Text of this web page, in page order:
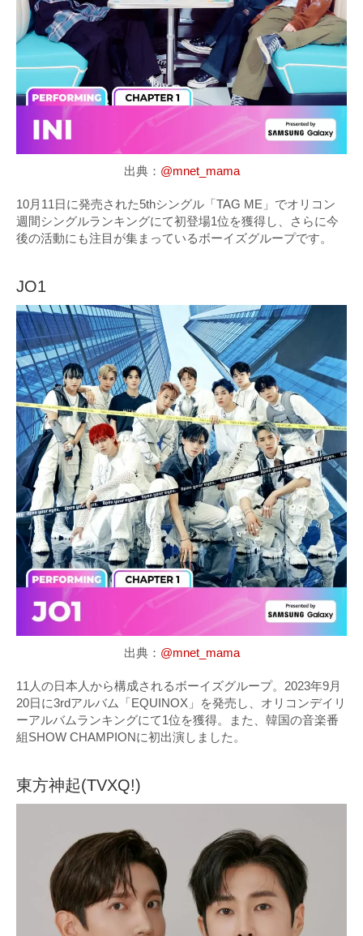
出典： @mnet_mama
10月11日に発売された5thシングル「TAG ME」でオリコン
週間シングルランキングにて初登場1位を獲得し、さらに今
後の活動にも注目が集まっているボーイズグループです。
JO1
出典： @mnet_mama
11人の日本人から構成されるボーイズグループ。2023年9月
20日に3rdアルバム「EQUINOX」を発売し、オリコンデイリ
ーアルバムランキングにて1位を獲得。また、韓国の音楽番
組SHOW CHAMPIONに初出演しました。
東方神起(TVXQ!)